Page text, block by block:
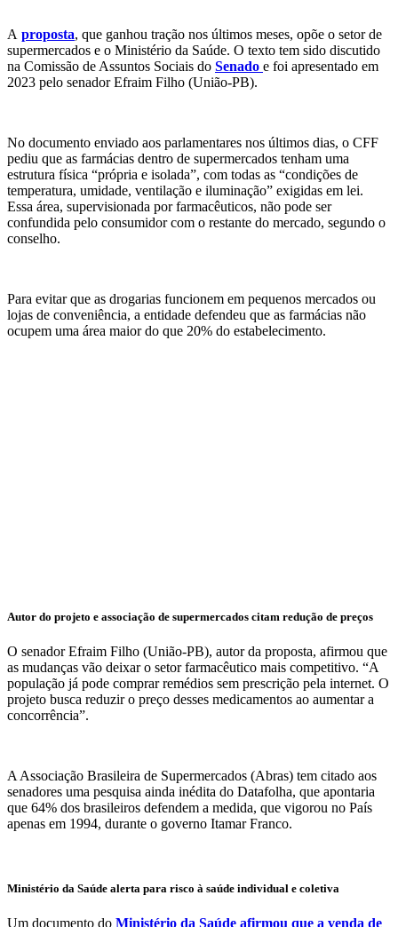
A proposta, que ganhou tração nos últimos meses, opõe o setor de
supermercados e o Ministério da Saúde. O texto tem sido discutido
na Comissão de Assuntos Sociais do Senado e foi apresentado em
2023 pelo senador Efraim Filho (União-PB).
No documento enviado aos parlamentares nos últimos dias, o CFF
pediu que as farmácias dentro de supermercados tenham uma
estrutura física “própria e isolada”, com todas as “condições de
temperatura, umidade, ventilação e iluminação” exigidas em lei.
Essa área, supervisionada por farmacêuticos, não pode ser
confundida pelo consumidor com o restante do mercado, segundo o
conselho.
Para evitar que as drogarias funcionem em pequenos mercados ou
lojas de conveniência, a entidade defendeu que as farmácias não
ocupem uma área maior do que 20% do estabelecimento.
Autor do projeto e associação de supermercados citam redução de preços
O senador Efraim Filho (União-PB), autor da proposta, afirmou que
as mudanças vão deixar o setor farmacêutico mais competitivo. “A
população já pode comprar remédios sem prescrição pela internet. O
projeto busca reduzir o preço desses medicamentos ao aumentar a
concorrência”.
A Associação Brasileira de Supermercados (Abras) tem citado aos
senadores uma pesquisa ainda inédita do Datafolha, que apontaria
que 64% dos brasileiros defendem a medida, que vigorou no País
apenas em 1994, durante o governo Itamar Franco.
Ministério da Saúde alerta para risco à saúde individual e coletiva
Um documento do Ministério da Saúde afirmou que a venda de